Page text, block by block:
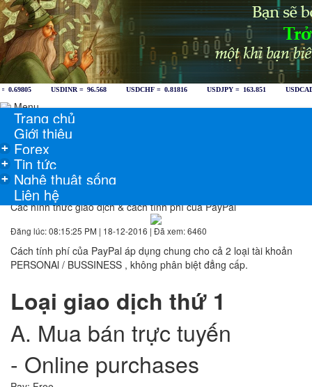
Menu
Trang chủ
Giới thiệu
+ Forex
+ Tin tức
+ Nghệ thuật sống
Liên hệ
Các hình thức giao dịch & cách tính phí của PayPal
Đăng lúc: 08:15:25 PM | 18-12-2016 | Đã xem: 6460
Cách tính phí của PayPal áp dụng chung cho cả 2 loại tài khoản
PERSONAl / BUSSINESS , không phân biệt đẳng cấp.
Loại giao dịch thứ 1
A. Mua bán trực tuyến
- Online purchases